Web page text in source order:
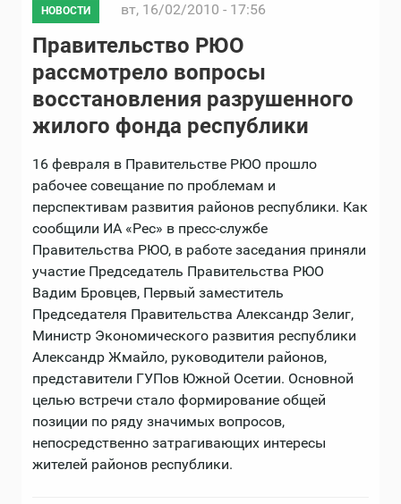
НОВОСТИ вт, 16/02/2010 - 17:56
Правительство РЮО
рассмотрело вопросы
восстановления разрушенного
жилого фонда республики
16 февраля в Правительстве РЮО прошло
рабочее совещание по проблемам и
перспективам развития районов республики. Как
сообщили ИА «Рес» в пресс-службе
Правительства РЮО, в работе заседания приняли
участие Председатель Правительства РЮО
Вадим Бровцев, Первый заместитель
Председателя Правительства Александр Зелиг,
Министр Экономического развития республики
Александр Жмайло, руководители районов,
представители ГУПов Южной Осетии. Основной
целью встречи стало формирование общей
позиции по ряду значимых вопросов,
непосредственно затрагивающих интересы
жителей районов республики.